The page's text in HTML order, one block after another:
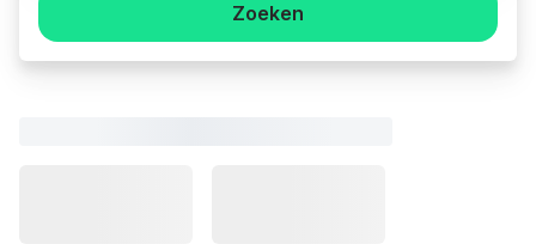
Zoeken